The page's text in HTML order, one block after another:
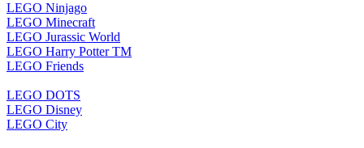
LEGO Ninjago
LEGO Minecraft
LEGO Jurassic World
LEGO Harry Potter TM
LEGO Friends
LEGO DOTS
LEGO Disney
LEGO City